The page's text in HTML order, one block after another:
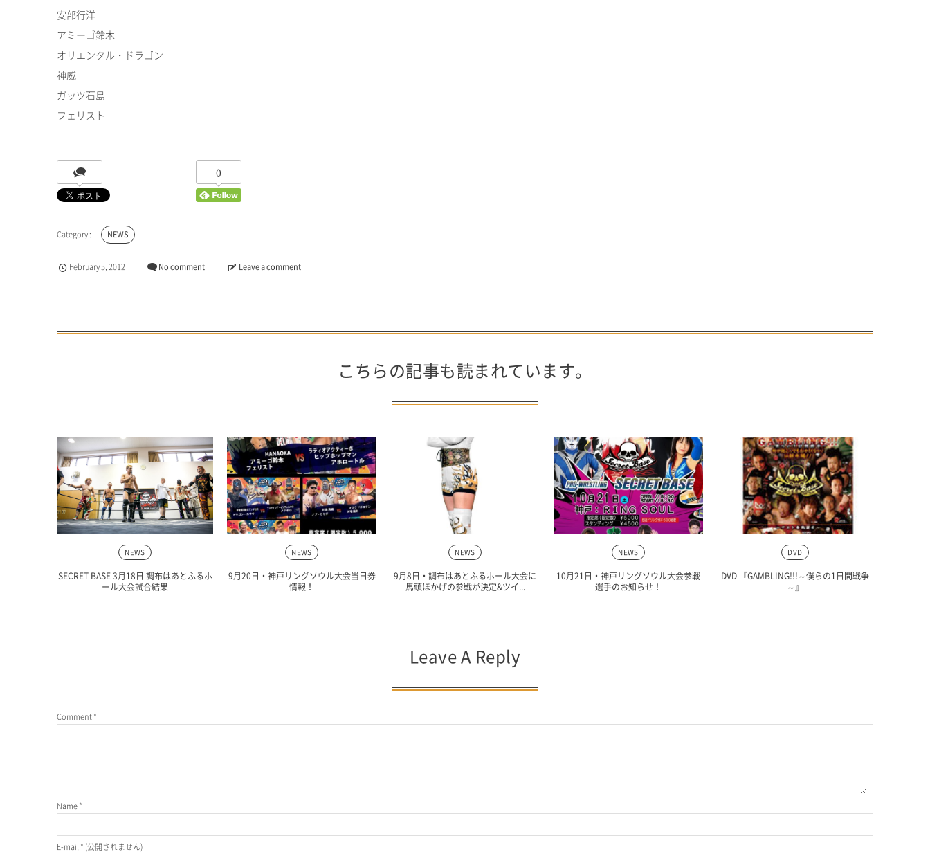
安部行洋
アミーゴ鈴木
オリエンタル・ドラゴン
神威
ガッツ石島
フェリスト
0
NEWS
February5,2012 No comment Leave a comment
こちらの記事も読まれています。
NEWS
SECRET BASE 3月18日 調布はあとふるホ
ール大会試合結果
NEWS
9月20日・神戸リングソウル大会当日券
情報！
NEWS
9月8日・調布はあとふるホール大会に
馬頭ほかげの参戦が決定&ツイ...
NEWS
10月21日・神戸リングソウル大会参戦
選手のお知らせ！
DVD
DVD 『GAMBLING!!!～僕らの1日間戦争
～』
Leave A Reply
Comment*
Name*
E-mail * (公開されません)